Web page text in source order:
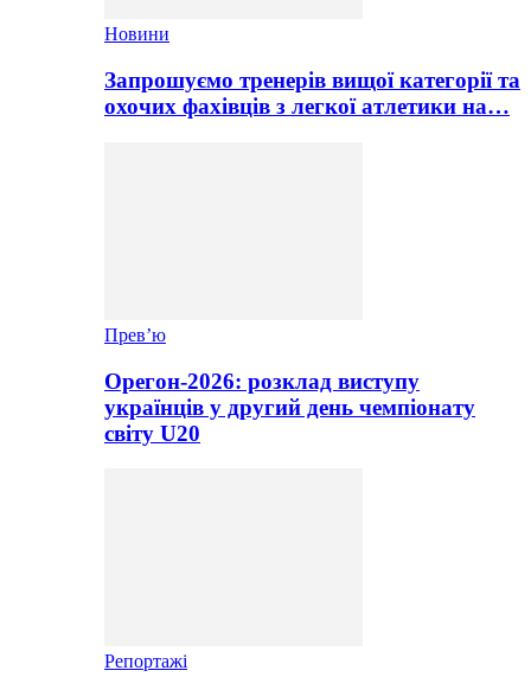
Новини
Запрошуємо тренерів вищої категорії та
охочих фахівців з легкої атлетики на…
Прев’ю
Орегон-2026: розклад виступу
українців у другий день чемпіонату
світу U20
Репортажі